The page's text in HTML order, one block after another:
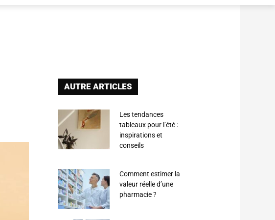
AUTRE ARTICLES
Les tendances
tableaux pour l’été :
inspirations et
conseils
Comment estimer la
valeur réelle d’une
pharmacie ?